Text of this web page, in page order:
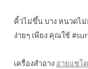
คิ้วไม่ขึ้น บาง หนวดไม่
ง่ายๆ เพียง คุณใช้
เครื่องสำอาง อายแชโ